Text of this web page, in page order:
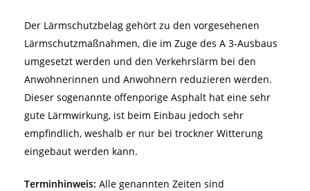
Der Lärmschutzbelag gehört zu den vorgesehenen
Lärmschutzmaßnahmen, die im Zuge des A 3-Ausbaus
umgesetzt werden und den Verkehrslärm bei den
Anwohnerinnen und Anwohnern reduzieren werden.
Dieser sogenannte offenporige Asphalt hat eine sehr
gute Lärmwirkung, ist beim Einbau jedoch sehr
empfindlich, weshalb er nur bei trockner Witterung
eingebaut werden kann.
Terminhinweis: Alle genannten Zeiten sind